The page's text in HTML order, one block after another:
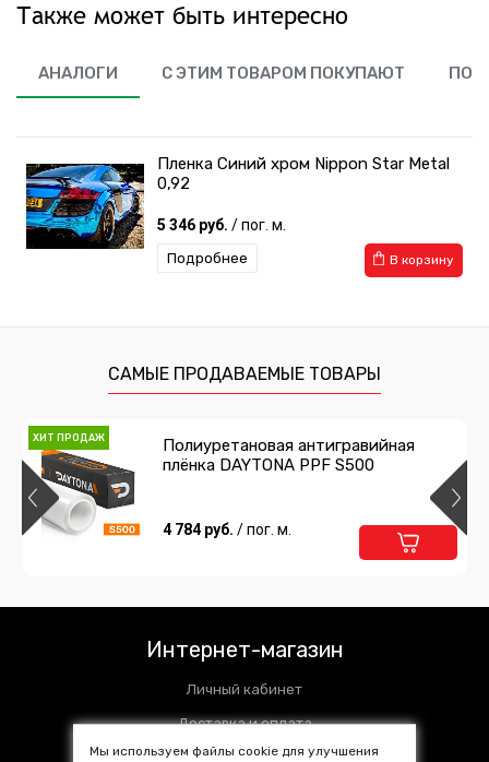
Также может быть интересно
АНАЛОГИ С ЭТИМ ТОВАРОМ ПОКУПАЮТ
Пленка Синий хром Nippon Star Metal
0,92
5 346 руб. / пог. м.
В корзину
Подробнее
САМЫЕ ПРОДАВАЕМЫЕ ТОВАРЫ
ХИТ ПРОДАЖ
Полиуретановая антигравийная
плёнка DAYTONA PPF S500
4 784 руб. / пог. м.
Интернет-магазин
Личный кабинет
Доставка и оплата
Установочные центры
Мы используем файлы cookie для улучшения